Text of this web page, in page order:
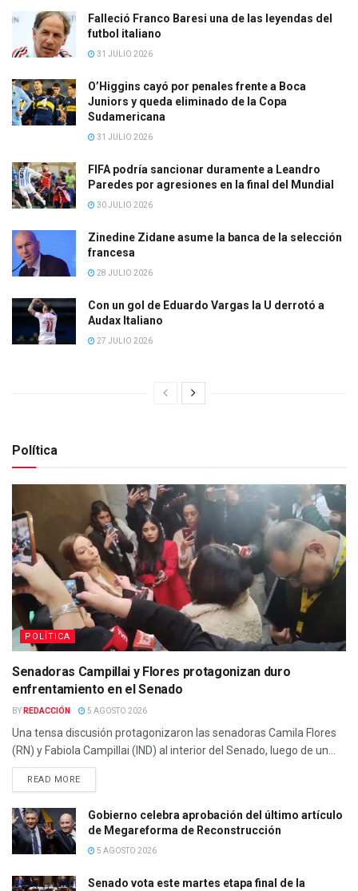
Falleció Franco Baresi una de las leyendas del
futbol italiano
31 JULIO 2026
O’Higgins cayó por penales frente a Boca
Juniors y queda eliminado de la Copa
Sudamericana
31 JULIO 2026
FIFA podría sancionar duramente a Leandro
Paredes por agresiones en la final del Mundial
30 JULIO 2026
Zinedine Zidane asume la banca de la selección
francesa
28 JULIO 2026
Con un gol de Eduardo Vargas la U derrotó a
Audax Italiano
27 JULIO 2026
Política
POLÍTICA
Senadoras Campillai y Flores protagonizan duro
enfrentamiento en el Senado
BY REDACCIÓN 5 AGOSTO 2026
Una tensa discusión protagonizaron las senadoras Camila Flores
(RN) y Fabiola Campillai (IND) al interior del Senado, luego de un...
READ MOREDETAILS
Gobierno celebra aprobación del último artículo
de Megareforma de Reconstrucción
5 AGOSTO 2026
Senado vota este martes etapa final de la